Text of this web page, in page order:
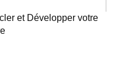
et Développer votre